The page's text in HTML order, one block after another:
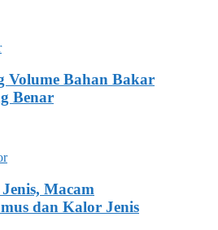
Volume Bahan Bakar
Benar
Macam
dan Kalor Jenis